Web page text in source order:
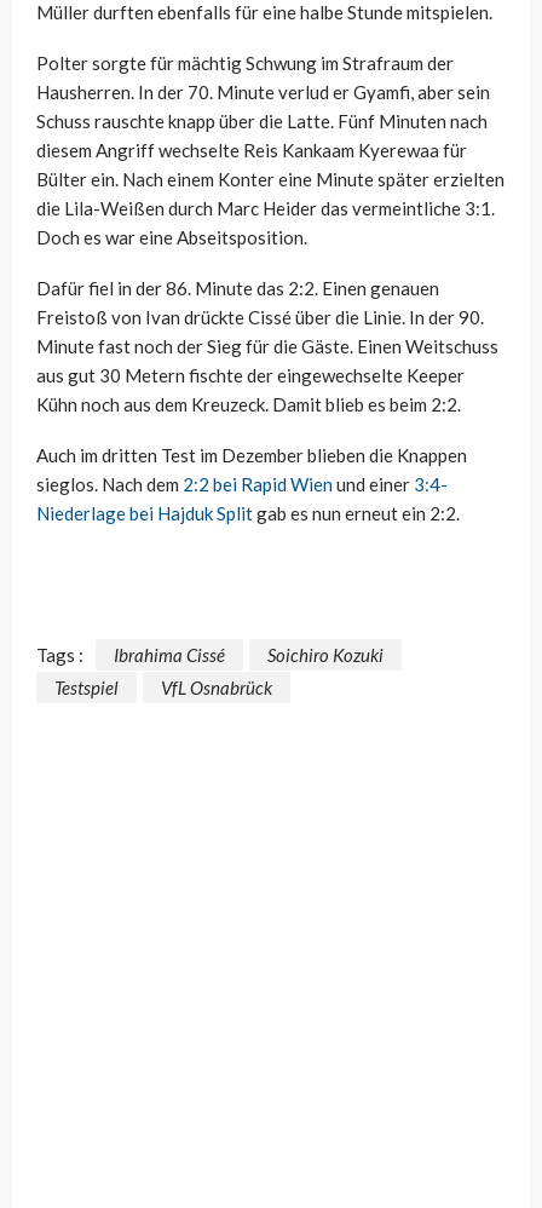
Müller durften ebenfalls für eine halbe Stunde mitspielen.
Polter sorgte für mächtig Schwung im Strafraum der
Hausherren. In der 70. Minute verlud er Gyamfi, aber sein
Schuss rauschte knapp über die Latte. Fünf Minuten nach
diesem Angriff wechselte Reis Kankaam Kyerewaa für
Bülter ein. Nach einem Konter eine Minute später erzielten
die Lila-Weißen durch Marc Heider das vermeintliche 3:1.
Doch es war eine Abseitsposition.
Dafür fiel in der 86. Minute das 2:2. Einen genauen
Freistoß von Ivan drückte Cissé über die Linie. In der 90.
Minute fast noch der Sieg für die Gäste. Einen Weitschuss
aus gut 30 Metern fischte der eingewechselte Keeper
Kühn noch aus dem Kreuzeck. Damit blieb es beim 2:2.
Auch im dritten Test im Dezember blieben die Knappen
sieglos. Nach dem 2:2 bei Rapid Wienund einer 3:4-
Niederlage bei Hajduk Splitgab es nun erneut ein 2:2.
Tags : Ibrahima Cissé
Soichiro Kozuki
Testspiel
VfL Osnabrück